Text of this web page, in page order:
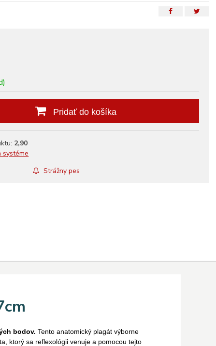
Pridať do košíka
2,90
systéme
Strážny pes
bodov. Tento anatomický plagát výborne
ktorý sa reflexológii venuje a pomocou tejto